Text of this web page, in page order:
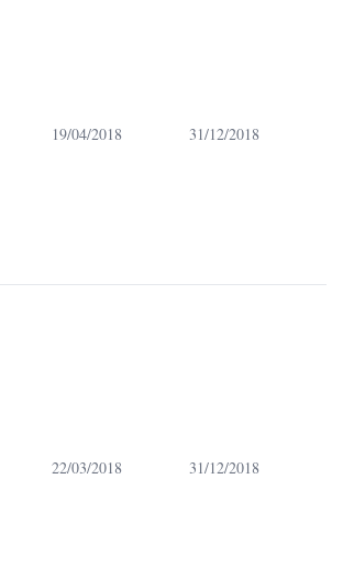
19/04/2018 31/12/2018
22/03/2018 31/12/2018